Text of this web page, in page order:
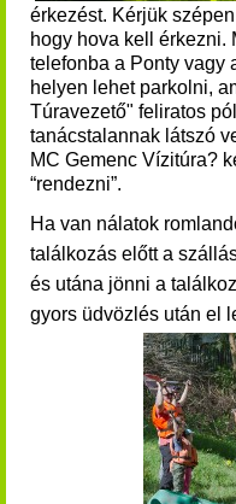
érkezést. Kérjük
hogy hova kell érkezni.
telefonba a Ponty vagy
helyen lehet parkolni,
Túravezető" feliratos
tanácstalannak látszó
MC Gemenc Vízitúra?
“rendezni”.
Ha van nálatok
találkozás előtt a
és utána jönni a
gyors üdvözlés után el